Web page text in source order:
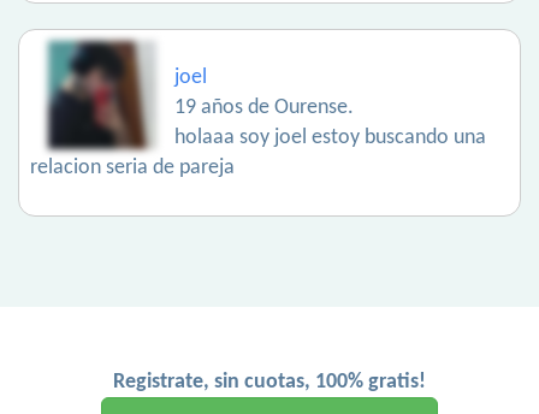
joel
19 años de Ourense.
holaaa soy joel estoy buscando una
relacion seria de pareja
Registrate, sin cuotas, 100% gratis!